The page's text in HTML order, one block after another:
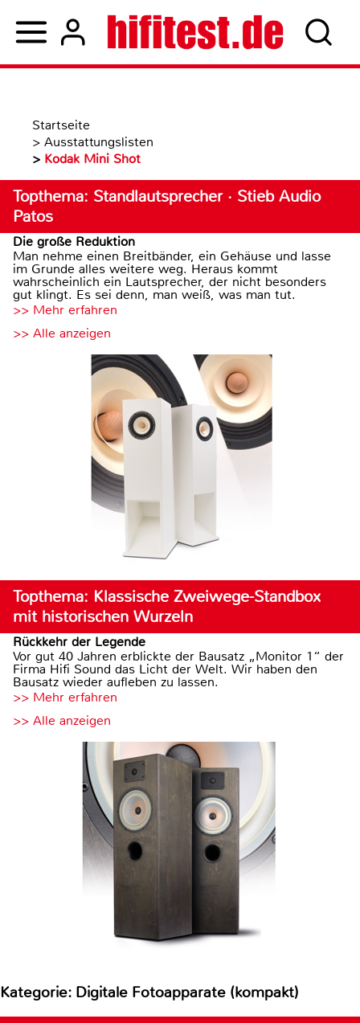
Startseite
> Ausstattungslisten
> Kodak Mini Shot
Topthema: Standlautsprecher · Stieb Audio
Patos
Die große Reduktion
Man nehme einen Breitbänder, ein Gehäuse und lasse
im Grunde alles weitere weg. Heraus kommt
wahrscheinlich ein Lautsprecher, der nicht besonders
gut klingt. Es sei denn, man weiß, was man tut.
>> Mehr erfahren
>> Alle anzeigen
Topthema: Klassische Zweiwege-Standbox
mit historischen Wurzeln
Rückkehr der Legende
Vor gut 40 Jahren erblickte der Bausatz „Monitor 1“ der
Firma Hifi Sound das Licht der Welt. Wir haben den
Bausatz wieder aufleben zu lassen.
>> Mehr erfahren
>> Alle anzeigen
Kategorie: Digitale Fotoapparate (kompakt)